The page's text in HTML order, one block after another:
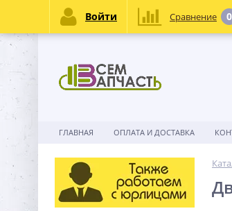
ГЛАВНАЯ ОПЛАТА И ДОСТАВКА
Войти Сравнение 0